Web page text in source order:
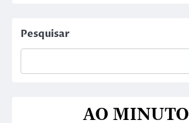
Pesquisar
AO MINUTO